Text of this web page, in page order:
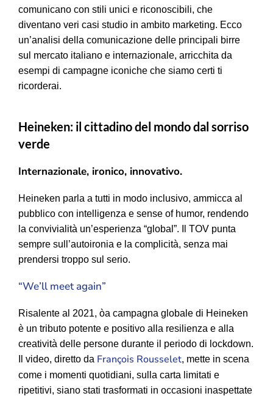
comunicano con stili unici e riconoscibili, che
diventano veri casi studio in ambito marketing. Ecco
un’analisi della comunicazione delle principali birre
sul mercato italiano e internazionale, arricchita da
esempi di campagne iconiche che siamo certi ti
ricorderai.
Heineken: il cittadino del mondo dal sorriso
verde
Internazionale, ironico, innovativo.
Heineken parla a tutti in modo inclusivo, ammicca al
pubblico con intelligenza e sense of humor, rendendo
la convivialità un’esperienza “global”. Il TOV punta
sempre sull’autoironia e la complicità, senza mai
prendersi troppo sul serio.
“We’ll meet again”
Risalente al 2021, òa campagna globale di Heineken
è un tributo potente e positivo alla resilienza e alla
creatività delle persone durante il periodo di lockdown.
Il video, diretto da François Rousselet, mette in scena
come i momenti quotidiani, sulla carta limitati e
ripetitivi, siano stati trasformati in occasioni inaspettate